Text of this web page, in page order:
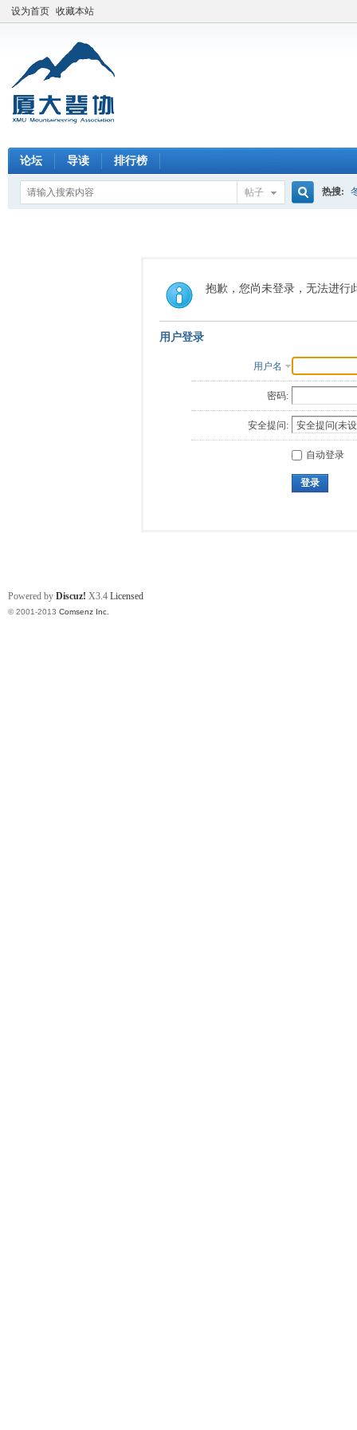
设为首页 收藏本站
论坛 导读 排行榜
帖子
索
热搜:
抱歉，您尚未登录，无法进行
用户登录
用户名
密码:
安全提问:
自动登录
登录
Powered by Discuz! X3.4 Licensed
© 2001-2013 Comsenz Inc.